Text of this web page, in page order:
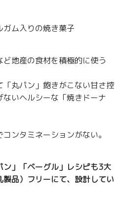
ム入りの焼き菓子
地産の食材を積極的に使う
丸パン」飽きがこない甘さ控
いヘルシーな「焼きドーナ
ンタミネーションがない。
ン」「ベーグル」レシピも3大
品）フリーにて、設計してい